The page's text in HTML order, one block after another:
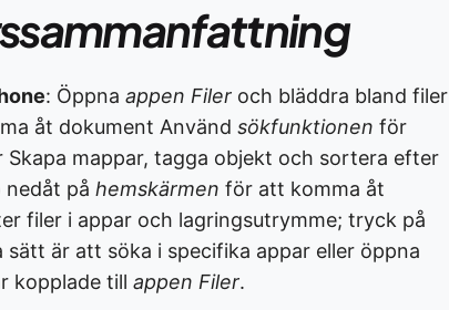
: Öppna appen Filer och bläddra bland filer
åt dokument Använd sökfunktionen för
Skapa mappar, tagga objekt och sortera efter
nedåt på hemskärmen för att komma åt
filer i appar och lagringsutrymme; tryck på
är att söka i specifika appar eller öppna
kopplade till appen Filer.